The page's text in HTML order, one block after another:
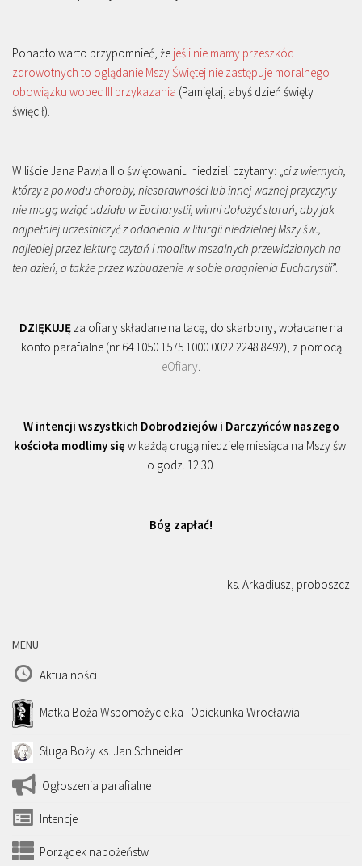
Ponadto warto przypomnieć, że jeśli nie mamy przeszkód
zdrowotnych to oglądanie Mszy Świętej nie zastępuje moralnego
obowiązku wobec III przykazania (Pamiętaj, abyś dzień święty
święcił).
W liście Jana Pawła II o świętowaniu niedzieli czytamy: „ ci z wiernych,
którzy z powodu choroby, niesprawności lub innej ważnej przyczyny
nie mogą wziąć udziału w Eucharystii, winni dołożyć starań, aby jak
najpełniej uczestniczyć z oddalenia w liturgii niedzielnej Mszy św.,
najlepiej przez lekturę czytań i modlitw mszalnych przewidzianych na
ten dzień, a także przez wzbudzenie w sobie pragnienia Eucharystii”.
DZIĘKUJĘ za ofiary składane na tacę, do skarbony, wpłacane na
konto parafialne (nr 64 1050 1575 1000 0022 2248 8492), z pomocą
eOfiary
W intencji wszystkich Dobrodziejów i Darczyńców naszego
kościoła modlimy się w każdą drugą niedzielę miesiąca na Mszy św.
o godz. 12.30.
Bóg zapłać!
ks. Arkadiusz, proboszcz
MENU
Aktualności
Matka Boża Wspomożycielka i Opiekunka Wrocławia
Sługa Boży ks. Jan Schneider
Ogłoszenia parafialne
Intencje
Porządek nabożeństw